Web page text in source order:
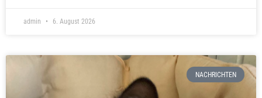
admin 6. August 2026
NACHRICHTEN